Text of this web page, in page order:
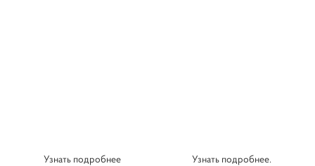
Узнать подробнее Узнать подробнее.